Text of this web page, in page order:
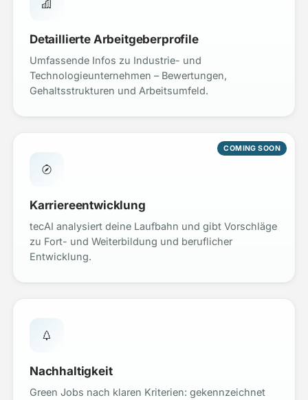
Detaillierte Arbeitgeberprofile
Umfassende Infos zu Industrie- und
Technologieunternehmen – Bewertungen,
Gehaltsstrukturen und Arbeitsumfeld.
COMING SOON
Karriereentwicklung
tecAI analysiert deine Laufbahn und gibt Vorschläge
zu Fort- und Weiterbildung und beruflicher
Entwicklung.
Nachhaltigkeit
Green Jobs nach klaren Kriterien: gekennzeichnet